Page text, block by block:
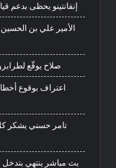
إنفانتينو يحظى بدعم
الأمير علي بن
صلاح يوقّع
تامر حسني يشكر كل
بث مباشر ينتهي